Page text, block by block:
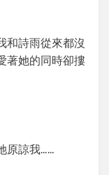
和詩雨從來都沒
著她的同時卻摟
原諒我……